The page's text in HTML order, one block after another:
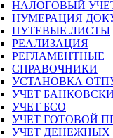
НАЛОГОВЫЙ
НУМЕРАЦИЯ
ПУТЕВЫЕ ЛИСТЫ
РЕАЛИЗАЦИЯ
РЕГЛАМЕНТНЫЕ
СПРАВОЧНИКИ
УСТАНОВКА
УЧЕТ
УЧЕТ БСО
УЧЕТ ГОТОВОЙ
УЧЕТ